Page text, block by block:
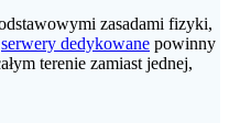
zasadami fizyki,
serwery dedykowane powinny
terenie zamiast jednej,